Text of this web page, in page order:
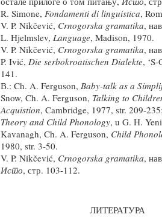
R. Simone, Fondamenti di linguistica,
V. P. Nikčević, Crnogorska gramatika,
L. Hjelmslev, Language, Madison, 1970.
V. P. Nikčević, Crnogorska gramatika,
P. Ivić, Die serbokroatischen Dialekte,
141.
В.: Ch. A. Ferguson, Baby-talk as a
Snow, Ch. A. Ferguson, Talking to
Acquistion, Cambridge, 1977, str. 209-
Theory and Child Phonology, u G. H.
Kavanagh, Ch. A. Ferguson, Child
1980, str. 3-50.
V. P. Nikčević, Crnogorska gramatika,
Исто, стр. 103-112.
ЛИТЕРАТУРА